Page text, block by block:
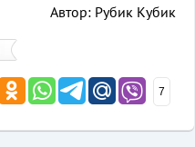
Автор: Рубик Кубик
7